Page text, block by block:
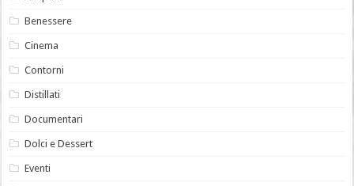
Benessere
Cinema
Contorni
Distillati
Documentari
Dolci e Dessert
Eventi